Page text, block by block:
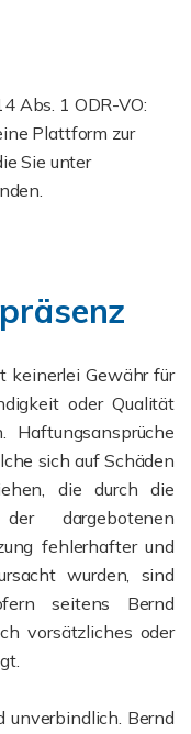
Abs. 1 ODR-VO:
Plattform zur
Sie unter
keinerlei Gewähr für
oder Qualität
Haftungsansprüche
sich auf Schäden
die durch die
dargebotenen
fehlerhafter und
wurden, sind
seitens Bernd
vorsätzliches oder
Bernd